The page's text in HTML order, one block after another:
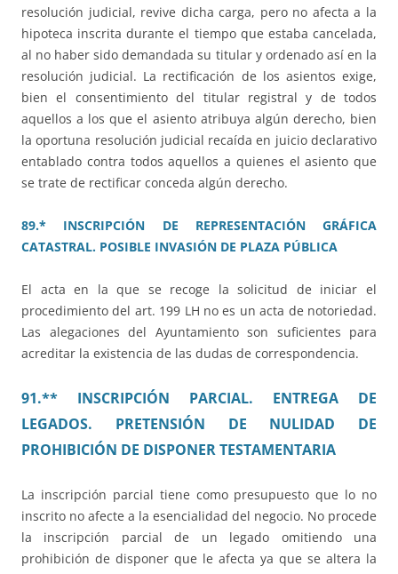
resolución judicial, revive dicha carga, pero no afecta a la
hipoteca inscrita durante el tiempo que estaba cancelada,
al no haber sido demandada su titular y ordenado así en la
resolución judicial. La rectificación de los asientos exige,
bien el consentimiento del titular registral y de todos
aquellos a los que el asiento atribuya algún derecho, bien
la oportuna resolución judicial recaída en juicio declarativo
entablado contra todos aquellos a quienes el asiento que
se trate de rectificar conceda algún derecho.
89.* INSCRIPCIÓN DE REPRESENTACIÓN GRÁFICA
CATASTRAL. POSIBLE INVASIÓN DE PLAZA PÚBLICA
El acta en la que se recoge la solicitud de iniciar el
procedimiento del art. 199 LH no es un acta de notoriedad.
Las alegaciones del Ayuntamiento son suficientes para
acreditar la existencia de las dudas de correspondencia.
91.** INSCRIPCIÓN PARCIAL. ENTREGA DE
LEGADOS. PRETENSIÓN DE NULIDAD DE
PROHIBICIÓN DE DISPONER TESTAMENTARIA
La inscripción parcial tiene como presupuesto que lo no
inscrito no afecte a la esencialidad del negocio. No procede
la inscripción parcial de un legado omitiendo una
prohibición de disponer que le afecta ya que se altera la